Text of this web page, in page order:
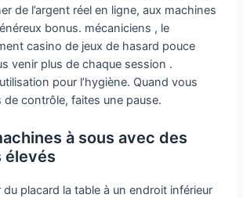
de l’argent réel en ligne, aux machines
bonus. mécaniciens , le
casino de jeux de hasard pouce
venir plus de chaque session .
pour l’hygiène. Quand vous
contrôle, faites une pause.
à sous avec des
élevés
placard la table à un endroit inférieur